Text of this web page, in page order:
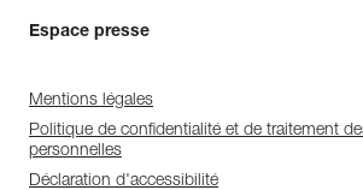
Espace presse
Mentions légales
Politique de confidentialité et de traitement
personnelles
Déclaration d'accessibilité